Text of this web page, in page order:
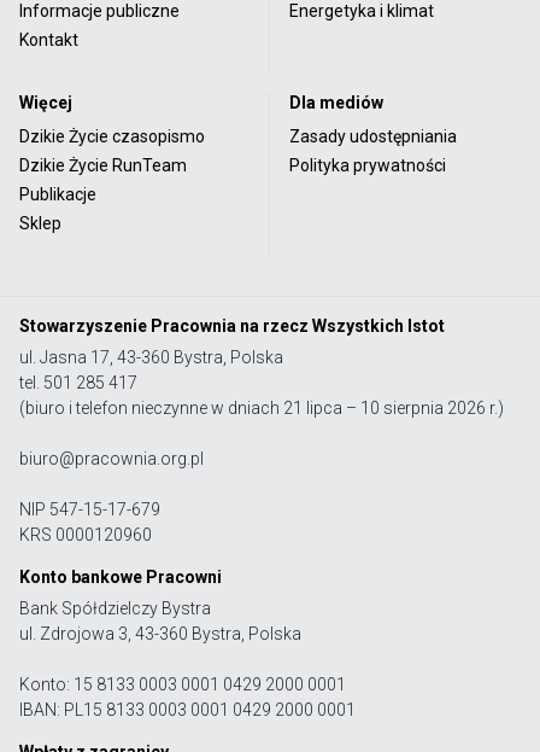
Informacje publiczne
Kontakt
Energetyka i klimat
Więcej
Dzikie Życie czasopismo
Dzikie Życie RunTeam
Publikacje
Sklep
Dla mediów
Zasady udostępniania
Polityka prywatności
Stowarzyszenie Pracownia na rzecz Wszystkich Istot
ul. Jasna 17, 43-360 Bystra, Polska
tel. 501 285 417
(biuro i telefon nieczynne w dniach 21 lipca – 10 sierpnia 2026 r.)
biuro@pracownia.org.pl
NIP 547-15-17-679
KRS 0000120960
Konto bankowe Pracowni
Bank Spółdzielczy Bystra
ul. Zdrojowa 3, 43-360 Bystra, Polska
Konto: 15 8133 0003 0001 0429 2000 0001
IBAN: PL15 8133 0003 0001 0429 2000 0001